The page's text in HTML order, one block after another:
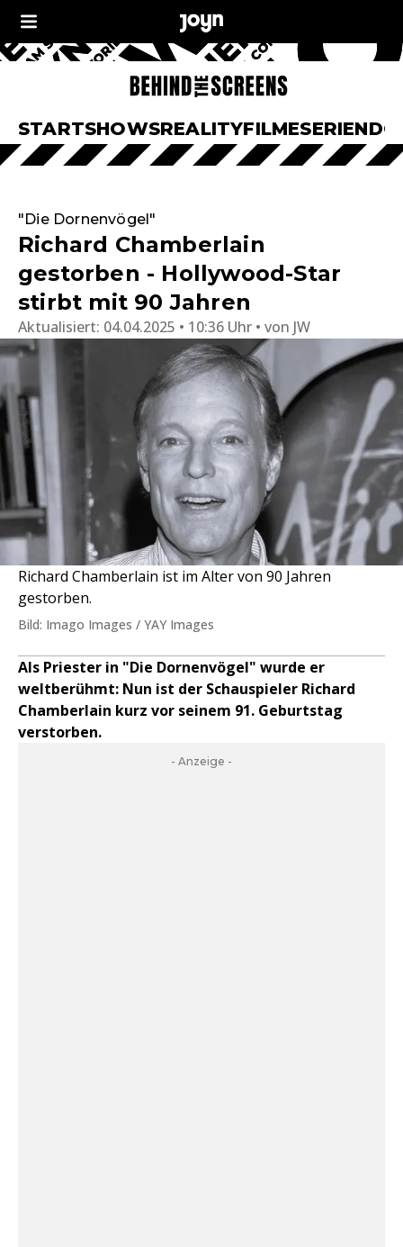
STARTSHOWSREALITYFILMESERIEN
"Die Dornenvögel"
Richard Chamberlain
gestorben - Hollywood-Star
stirbt mit 90 Jahren
Aktualisiert: 04.04.2025 • 10:36 Uhr von JW
Richard Chamberlain ist im Alter von 90 Jahren
gestorben.
Bild: Imago Images / YAY Images
Als Priester in "Die Dornenvögel" wurde er
weltberühmt: Nun ist der Schauspieler Richard
Chamberlain kurz vor seinem 91. Geburtstag
verstorben.
- Anzeige -